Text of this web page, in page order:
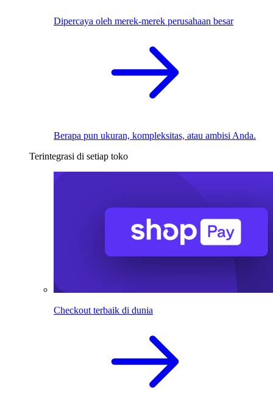
Dipercaya oleh merek-merek perusahaan besar
Berapa pun ukuran, kompleksitas, atau ambisi Anda.
Terintegrasi di setiap toko
Checkout terbaik di dunia